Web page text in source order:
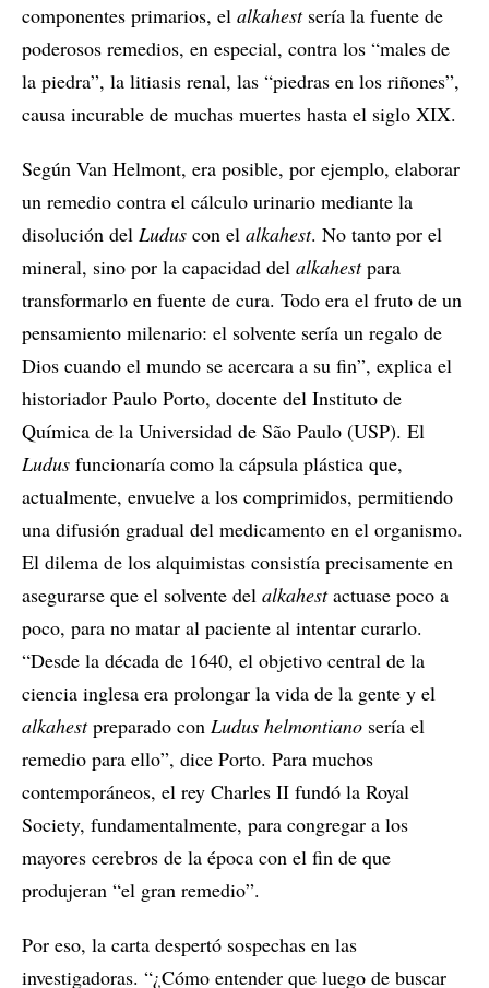
componentes primarios, el alkahestsería la fuente de
poderosos remedios, en especial, contra los “males de
la piedra”, la litiasis renal, las “piedras en los riñones”,
causa incurable de muchas muertes hasta el siglo XIX.
Según Van Helmont, era posible, por ejemplo, elaborar
un remedio contra el cálculo urinario mediante la
disolución del Ludus con el alkahest. No tanto por el
mineral, sino por la capacidad del alkahestpara
transformarlo en fuente de cura. Todo era el fruto de un
pensamiento milenario: el solvente sería un regalo de
Dios cuando el mundo se acercara a su fin”, explica el
historiador Paulo Porto, docente del Instituto de
Química de la Universidad de São Paulo (USP). El
Ludus funcionaría como la cápsula plástica que,
actualmente, envuelve a los comprimidos, permitiendo
una difusión gradual del medicamento en el organismo.
El dilema de los alquimistas consistía precisamente en
asegurarse que el solvente del alkahestactuase poco a
poco, para no matar al paciente al intentar curarlo.
“Desde la década de 1640, el objetivo central de la
ciencia inglesa era prolongar la vida de la gente y el
alkahestpreparado con Ludus helmontiano sería el
remedio para ello”, dice Porto. Para muchos
contemporáneos, el rey Charles II fundó la Royal
Society, fundamentalmente, para congregar a los
mayores cerebros de la época con el fin de que
produjeran “el gran remedio”.
Por eso, la carta despertó sospechas en las
investigadoras. “¿Cómo entender que luego de buscar